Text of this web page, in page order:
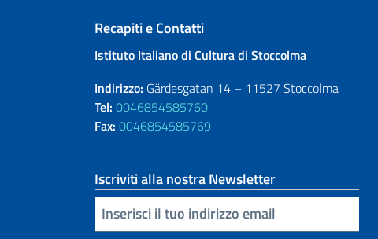
Sezione footer
Recapiti e Contatti
Istituto Italiano di Cultura di Stoccolma
Indirizzo: Gärdesgatan 14 – 11527 Stoccolma
Tel: 0046854585760
Fax: 0046854585769
Iscriviti alla nostra Newsletter
Inserisci la tua email